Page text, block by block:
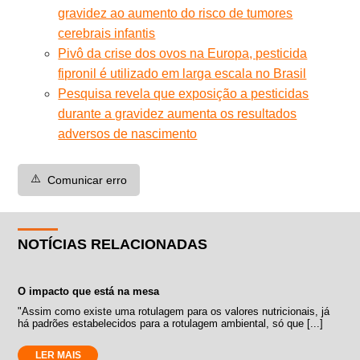
gravidez ao aumento do risco de tumores
cerebrais infantis
Pivô da crise dos ovos na Europa, pesticida
fipronil é utilizado em larga escala no Brasil
Pesquisa revela que exposição a pesticidas
durante a gravidez aumenta os resultados
adversos de nascimento
⚠️ Comunicar erro
NOTÍCIAS RELACIONADAS
O impacto que está na mesa
"Assim como existe uma rotulagem para os valores nutricionais, já
há padrões estabelecidos para a rotulagem ambiental, só que [...]
LER MAIS